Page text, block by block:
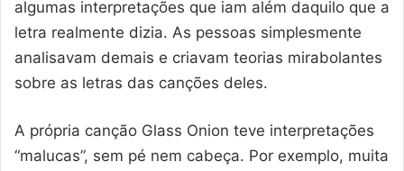
algumas interpretações que iam além daquilo que a
letra realmente dizia. As pessoas simplesmente
analisavam demais e criavam teorias mirabolantes
sobre as letras das canções deles.
A própria canção Glass Onion teve interpretações
“malucas”, sem pé nem cabeça. Por exemplo, muita